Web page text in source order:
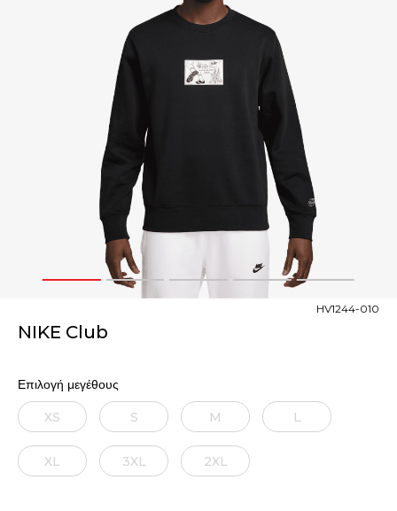
1 2 3 4 5
NIKE Club
HV1244-010
Επιλογή μεγέθους
XS S M L
XL 3XL 2XL